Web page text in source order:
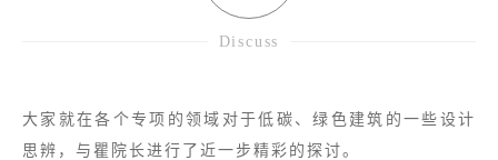
Discuss
大家就在各个专项的领域对于低碳、绿色建筑的一些设计
思辨，与瞿院长进行了近一步精彩的探讨。